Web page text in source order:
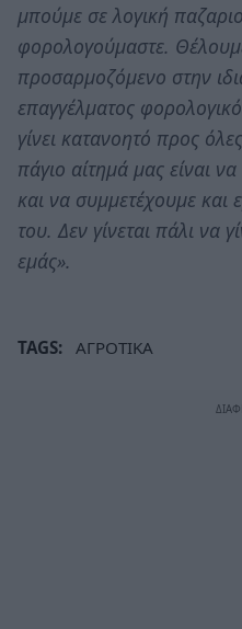
μπούμε σε λογική
φορολογούμαστε.
προσαρμοζόμενο στην
επαγγέλματος
γίνει κατανοητό προς
πάγιο αίτημά μας είναι
και να συμμετέχουμε και
του. Δεν γίνεται πάλι να
εμάς».
TAGS: ΑΓΡΟΤΙΚΑ